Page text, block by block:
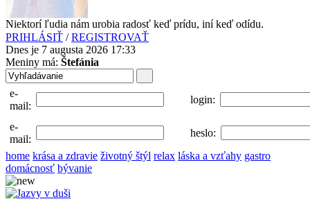
Niektorí ľudia nám urobia radosť keď prídu, iní keď odídu.
PRIHLÁSIŤ /REGISTROVAŤ
Dnes je 7 augusta 2026 17:33
Meniny má: Štefánia
e-
mail:
login:
e-
mail:
heslo:
home krása a zdravie životný štýl relax láska a vzťahy gastro
domácnosť bývanie